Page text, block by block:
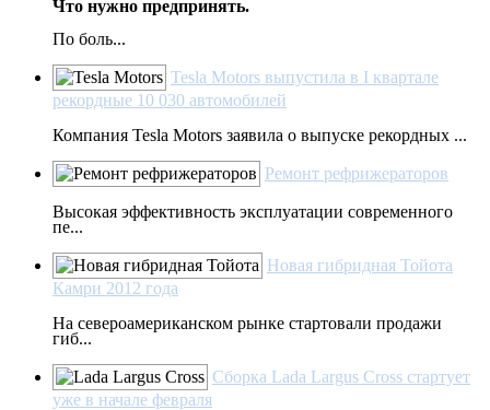
Что нужно предпринять.
По боль...
Tesla Motors выпустила в I квартале
рекордные 10 030 автомобилей
Компания Tesla Motors заявила о выпуске рекордных ...
Ремонт рефрижераторов
Высокая эффективность эксплуатации современного
пе...
Новая гибридная Тойота
Камри 2012 года
На североамериканском рынке стартовали продажи
гиб...
Сборка Lada Largus Cross стартует
уже в начале февраля